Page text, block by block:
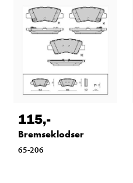
115,-
Bremseklodser
65-206